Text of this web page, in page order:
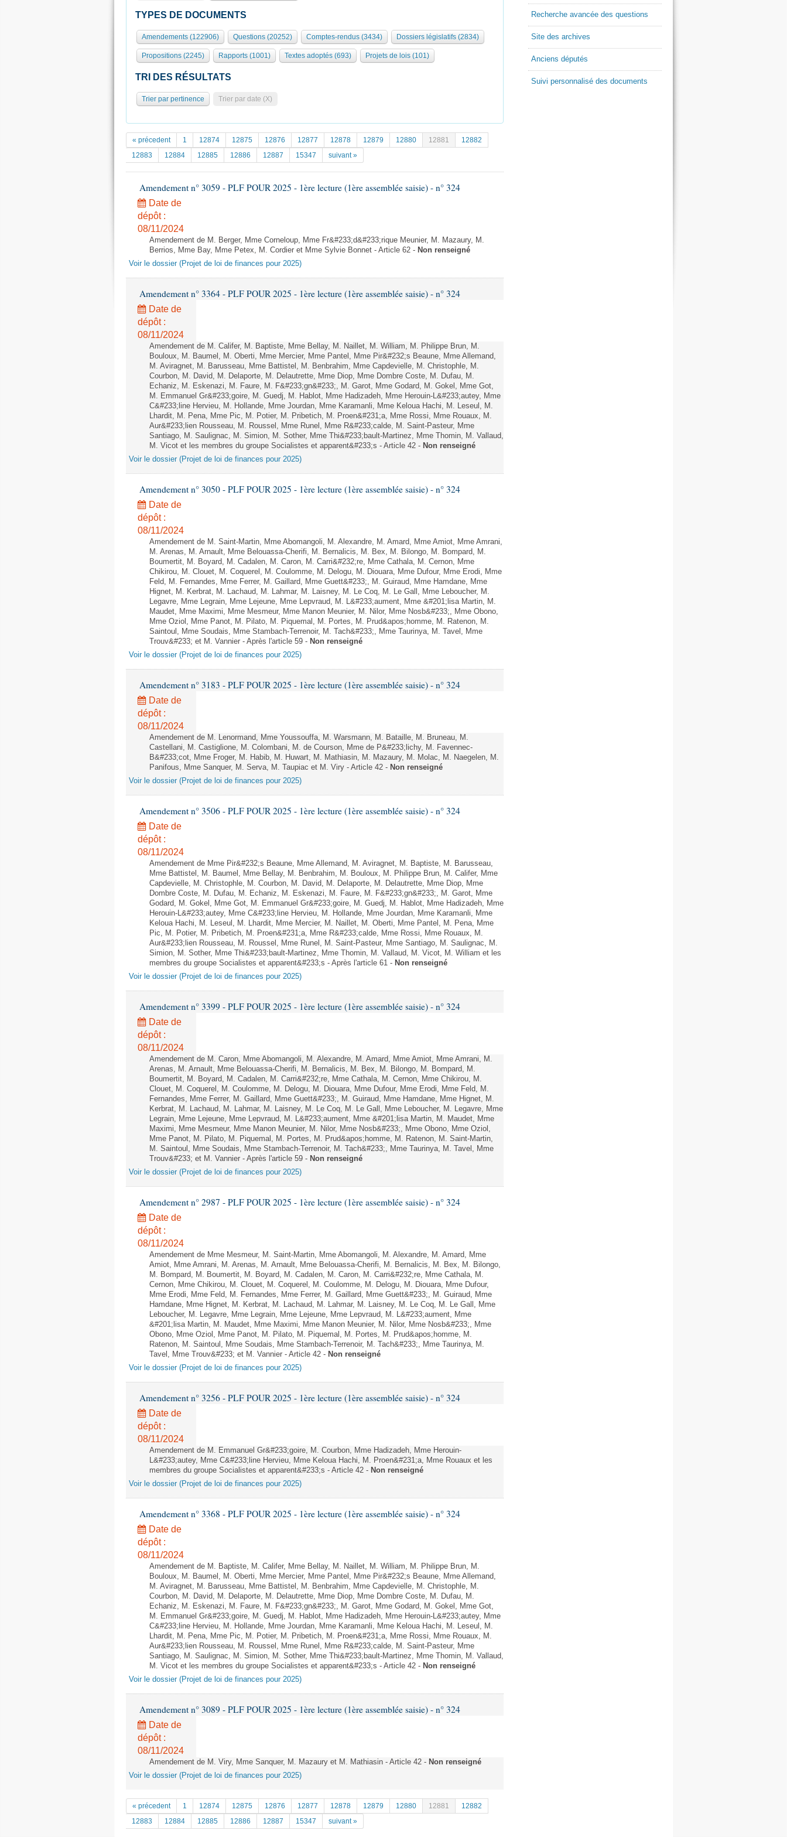
TYPES DE DOCUMENTS
Amendements (122906) Questions (20252) Comptes-rendus (3434) Dossiers législatifs (2834)
Propositions (2245) Rapports (1001) Textes adoptés (693) Projets de lois (101)
TRI DES RÉSULTATS
Trier par pertinence Trier par date (X)
« précedent 1 12874 12875 12876 12877 12878 12879 12880 12881
12882
12883
12884 12885 12886 12887 15347 suivant »
Amendement n° 3059 - PLF POUR 2025 - 1ère lecture (1ère assemblée saisie) - n° 324
Date de
dépôt :
08/11/2024
Amendement de M. Berger, Mme Corneloup, Mme Fr&#233;d&#233;rique Meunier, M. Mazaury, M.
Berrios, Mme Bay, Mme Petex, M. Cordier et Mme Sylvie Bonnet - Article 62 - Non renseigné
Voir le dossier (Projet de loi de finances pour 2025)
Amendement n° 3364 - PLF POUR 2025 - 1ère lecture (1ère assemblée saisie) - n° 324
Date de
dépôt :
08/11/2024
Amendement de M. Califer, M. Baptiste, Mme Bellay, M. Naillet, M. William, M. Philippe Brun, M.
Bouloux, M. Baumel, M. Oberti, Mme Mercier, Mme Pantel, Mme Pir&#232;s Beaune, Mme Allemand,
M. Aviragnet, M. Barusseau, Mme Battistel, M. Benbrahim, Mme Capdevielle, M. Christophle, M.
Courbon, M. David, M. Delaporte, M. Delautrette, Mme Diop, Mme Dombre Coste, M. Dufau, M.
Echaniz, M. Eskenazi, M. Faure, M. F&#233;gn&#233;, M. Garot, Mme Godard, M. Gokel, Mme Got,
M. Emmanuel Gr&#233;goire, M. Guedj, M. Hablot, Mme Hadizadeh, Mme Herouin-L&#233;autey, Mme
C&#233;line Hervieu, M. Hollande, Mme Jourdan, Mme Karamanli, Mme Keloua Hachi, M. Leseul, M.
Lhardit, M. Pena, Mme Pic, M. Potier, M. Pribetich, M. Proen&#231;a, Mme Rossi, Mme Rouaux, M.
Aur&#233;lien Rousseau, M. Roussel, Mme Runel, Mme R&#233;calde, M. Saint-Pasteur, Mme
Santiago, M. Saulignac, M. Simion, M. Sother, Mme Thi&#233;bault-Martinez, Mme Thomin, M. Vallaud,
M. Vicot et les membres du groupe Socialistes et apparent&#233;s - Article 42 - Non renseigné
Voir le dossier (Projet de loi de finances pour 2025)
Amendement n° 3050 - PLF POUR 2025 - 1ère lecture (1ère assemblée saisie) - n° 324
Date de
dépôt :
08/11/2024
Amendement de M. Saint-Martin, Mme Abomangoli, M. Alexandre, M. Amard, Mme Amiot, Mme Amrani,
M. Arenas, M. Arnault, Mme Belouassa-Cherifi, M. Bernalicis, M. Bex, M. Bilongo, M. Bompard, M.
Boumertit, M. Boyard, M. Cadalen, M. Caron, M. Carri&#232;re, Mme Cathala, M. Cernon, Mme
Chikirou, M. Clouet, M. Coquerel, M. Coulomme, M. Delogu, M. Diouara, Mme Dufour, Mme Erodi, Mme
Feld, M. Fernandes, Mme Ferrer, M. Gaillard, Mme Guett&#233;, M. Guiraud, Mme Hamdane, Mme
Hignet, M. Kerbrat, M. Lachaud, M. Lahmar, M. Laisney, M. Le Coq, M. Le Gall, Mme Leboucher, M.
Legavre, Mme Legrain, Mme Lejeune, Mme Lepvraud, M. L&#233;aument, Mme &#201;lisa Martin, M.
Maudet, Mme Maximi, Mme Mesmeur, Mme Manon Meunier, M. Nilor, Mme Nosb&#233;, Mme Obono,
Mme Oziol, Mme Panot, M. Pilato, M. Piquemal, M. Portes, M. Prud&apos;homme, M. Ratenon, M.
Saintoul, Mme Soudais, Mme Stambach-Terrenoir, M. Tach&#233;, Mme Taurinya, M. Tavel, Mme
Trouv&#233; et M. Vannier - Après l'article 59 - Non renseigné
Voir le dossier (Projet de loi de finances pour 2025)
Amendement n° 3183 - PLF POUR 2025 - 1ère lecture (1ère assemblée saisie) - n° 324
Date de
dépôt :
08/11/2024
Amendement de M. Lenormand, Mme Youssouffa, M. Warsmann, M. Bataille, M. Bruneau, M.
Castellani, M. Castiglione, M. Colombani, M. de Courson, Mme de P&#233;lichy, M. Favennec-
B&#233;cot, Mme Froger, M. Habib, M. Huwart, M. Mathiasin, M. Mazaury, M. Molac, M. Naegelen, M.
Panifous, Mme Sanquer, M. Serva, M. Taupiac et M. Viry - Article 42 - Non renseigné
Voir le dossier (Projet de loi de finances pour 2025)
Amendement n° 3506 - PLF POUR 2025 - 1ère lecture (1ère assemblée saisie) - n° 324
Date de
dépôt :
08/11/2024
Amendement de Mme Pir&#232;s Beaune, Mme Allemand, M. Aviragnet, M. Baptiste, M. Barusseau,
Mme Battistel, M. Baumel, Mme Bellay, M. Benbrahim, M. Bouloux, M. Philippe Brun, M. Califer, Mme
Capdevielle, M. Christophle, M. Courbon, M. David, M. Delaporte, M. Delautrette, Mme Diop, Mme
Dombre Coste, M. Dufau, M. Echaniz, M. Eskenazi, M. Faure, M. F&#233;gn&#233;, M. Garot, Mme
Godard, M. Gokel, Mme Got, M. Emmanuel Gr&#233;goire, M. Guedj, M. Hablot, Mme Hadizadeh, Mme
Herouin-L&#233;autey, Mme C&#233;line Hervieu, M. Hollande, Mme Jourdan, Mme Karamanli, Mme
Keloua Hachi, M. Leseul, M. Lhardit, Mme Mercier, M. Naillet, M. Oberti, Mme Pantel, M. Pena, Mme
Pic, M. Potier, M. Pribetich, M. Proen&#231;a, Mme R&#233;calde, Mme Rossi, Mme Rouaux, M.
Aur&#233;lien Rousseau, M. Roussel, Mme Runel, M. Saint-Pasteur, Mme Santiago, M. Saulignac, M.
Simion, M. Sother, Mme Thi&#233;bault-Martinez, Mme Thomin, M. Vallaud, M. Vicot, M. William et les
membres du groupe Socialistes et apparent&#233;s - Après l'article 61 - Non renseigné
Voir le dossier (Projet de loi de finances pour 2025)
Amendement n° 3399 - PLF POUR 2025 - 1ère lecture (1ère assemblée saisie) - n° 324
Date de
dépôt :
08/11/2024
Amendement de M. Caron, Mme Abomangoli, M. Alexandre, M. Amard, Mme Amiot, Mme Amrani, M.
Arenas, M. Arnault, Mme Belouassa-Cherifi, M. Bernalicis, M. Bex, M. Bilongo, M. Bompard, M.
Boumertit, M. Boyard, M. Cadalen, M. Carri&#232;re, Mme Cathala, M. Cernon, Mme Chikirou, M.
Clouet, M. Coquerel, M. Coulomme, M. Delogu, M. Diouara, Mme Dufour, Mme Erodi, Mme Feld, M.
Fernandes, Mme Ferrer, M. Gaillard, Mme Guett&#233;, M. Guiraud, Mme Hamdane, Mme Hignet, M.
Kerbrat, M. Lachaud, M. Lahmar, M. Laisney, M. Le Coq, M. Le Gall, Mme Leboucher, M. Legavre, Mme
Legrain, Mme Lejeune, Mme Lepvraud, M. L&#233;aument, Mme &#201;lisa Martin, M. Maudet, Mme
Maximi, Mme Mesmeur, Mme Manon Meunier, M. Nilor, Mme Nosb&#233;, Mme Obono, Mme Oziol,
Mme Panot, M. Pilato, M. Piquemal, M. Portes, M. Prud&apos;homme, M. Ratenon, M. Saint-Martin,
M. Saintoul, Mme Soudais, Mme Stambach-Terrenoir, M. Tach&#233;, Mme Taurinya, M. Tavel, Mme
Trouv&#233; et M. Vannier - Après l'article 59 - Non renseigné
Voir le dossier (Projet de loi de finances pour 2025)
Amendement n° 2987 - PLF POUR 2025 - 1ère lecture (1ère assemblée saisie) - n° 324
Date de
dépôt :
08/11/2024
Amendement de Mme Mesmeur, M. Saint-Martin, Mme Abomangoli, M. Alexandre, M. Amard, Mme
Amiot, Mme Amrani, M. Arenas, M. Arnault, Mme Belouassa-Cherifi, M. Bernalicis, M. Bex, M. Bilongo,
M. Bompard, M. Boumertit, M. Boyard, M. Cadalen, M. Caron, M. Carri&#232;re, Mme Cathala, M.
Cernon, Mme Chikirou, M. Clouet, M. Coquerel, M. Coulomme, M. Delogu, M. Diouara, Mme Dufour,
Mme Erodi, Mme Feld, M. Fernandes, Mme Ferrer, M. Gaillard, Mme Guett&#233;, M. Guiraud, Mme
Hamdane, Mme Hignet, M. Kerbrat, M. Lachaud, M. Lahmar, M. Laisney, M. Le Coq, M. Le Gall, Mme
Leboucher, M. Legavre, Mme Legrain, Mme Lejeune, Mme Lepvraud, M. L&#233;aument, Mme
&#201;lisa Martin, M. Maudet, Mme Maximi, Mme Manon Meunier, M. Nilor, Mme Nosb&#233;, Mme
Obono, Mme Oziol, Mme Panot, M. Pilato, M. Piquemal, M. Portes, M. Prud&apos;homme, M.
Ratenon, M. Saintoul, Mme Soudais, Mme Stambach-Terrenoir, M. Tach&#233;, Mme Taurinya, M.
Tavel, Mme Trouv&#233; et M. Vannier - Article 42 - Non renseigné
Voir le dossier (Projet de loi de finances pour 2025)
Amendement n° 3256 - PLF POUR 2025 - 1ère lecture (1ère assemblée saisie) - n° 324
Date de
dépôt :
08/11/2024
Amendement de M. Emmanuel Gr&#233;goire, M. Courbon, Mme Hadizadeh, Mme Herouin-
L&#233;autey, Mme C&#233;line Hervieu, Mme Keloua Hachi, M. Proen&#231;a, Mme Rouaux et les
membres du groupe Socialistes et apparent&#233;s - Article 42 - Non renseigné
Voir le dossier (Projet de loi de finances pour 2025)
Amendement n° 3368 - PLF POUR 2025 - 1ère lecture (1ère assemblée saisie) - n° 324
Date de
dépôt :
08/11/2024
Amendement de M. Baptiste, M. Califer, Mme Bellay, M. Naillet, M. William, M. Philippe Brun, M.
Bouloux, M. Baumel, M. Oberti, Mme Mercier, Mme Pantel, Mme Pir&#232;s Beaune, Mme Allemand,
M. Aviragnet, M. Barusseau, Mme Battistel, M. Benbrahim, Mme Capdevielle, M. Christophle, M.
Courbon, M. David, M. Delaporte, M. Delautrette, Mme Diop, Mme Dombre Coste, M. Dufau, M.
Echaniz, M. Eskenazi, M. Faure, M. F&#233;gn&#233;, M. Garot, Mme Godard, M. Gokel, Mme Got,
M. Emmanuel Gr&#233;goire, M. Guedj, M. Hablot, Mme Hadizadeh, Mme Herouin-L&#233;autey, Mme
C&#233;line Hervieu, M. Hollande, Mme Jourdan, Mme Karamanli, Mme Keloua Hachi, M. Leseul, M.
Lhardit, M. Pena, Mme Pic, M. Potier, M. Pribetich, M. Proen&#231;a, Mme Rossi, Mme Rouaux, M.
Aur&#233;lien Rousseau, M. Roussel, Mme Runel, Mme R&#233;calde, M. Saint-Pasteur, Mme
Santiago, M. Saulignac, M. Simion, M. Sother, Mme Thi&#233;bault-Martinez, Mme Thomin, M. Vallaud,
M. Vicot et les membres du groupe Socialistes et apparent&#233;s - Article 42 - Non renseigné
Voir le dossier (Projet de loi de finances pour 2025)
Amendement n° 3089 - PLF POUR 2025 - 1ère lecture (1ère assemblée saisie) - n° 324
Date de
dépôt :
08/11/2024
Amendement de M. Viry, Mme Sanquer, M. Mazaury et M. Mathiasin - Article 42 - Non renseigné
Voir le dossier (Projet de loi de finances pour 2025)
« précedent 1 12874 12875 12876 12877 12878 12879 12880 12881
12882
12883
12884 12885 12886 12887 15347 suivant »
Recherche avancée des questions
Site des archives
Anciens députés
Suivi personnalisé des documents